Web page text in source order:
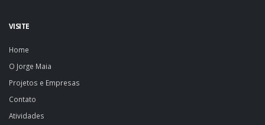
VISITE
Home
O Jorge Maia
Projetos e Empresas
Contato
Atividades